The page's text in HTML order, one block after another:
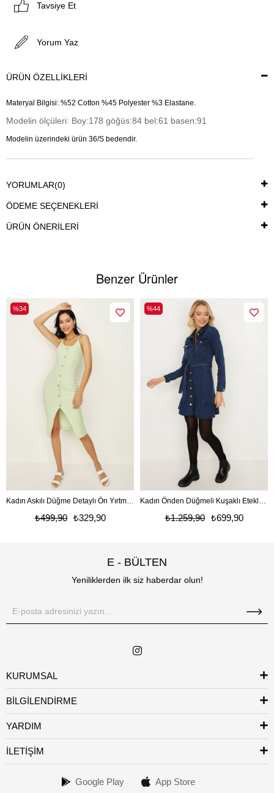
Tavsiye Et
Yorum Yaz
ÜRÜN ÖZELLIKLERI
Materyal Bilgisi: %52 Cotton %45 Polyester %3 Elastane.
Modelin ölçüleri: Boy:178 göğüs:84 bel:61 basen:91
Modelin üzerindeki ürün 36/S bedendir.
YORUMLAR(0)
ÖDEME SEÇENEKLERI
ÜRÜN ÖNERILERI
Benzer Ürünler
₺329,90
₺499,90
%34
₺699,90
₺1.259,90
%44
E - BÜLTEN
Yeniliklerden ilk siz haberdar olun!
KURUMSAL
BİLGİLENDİRME
YARDIM
İLETİŞİM
Google Play App Store